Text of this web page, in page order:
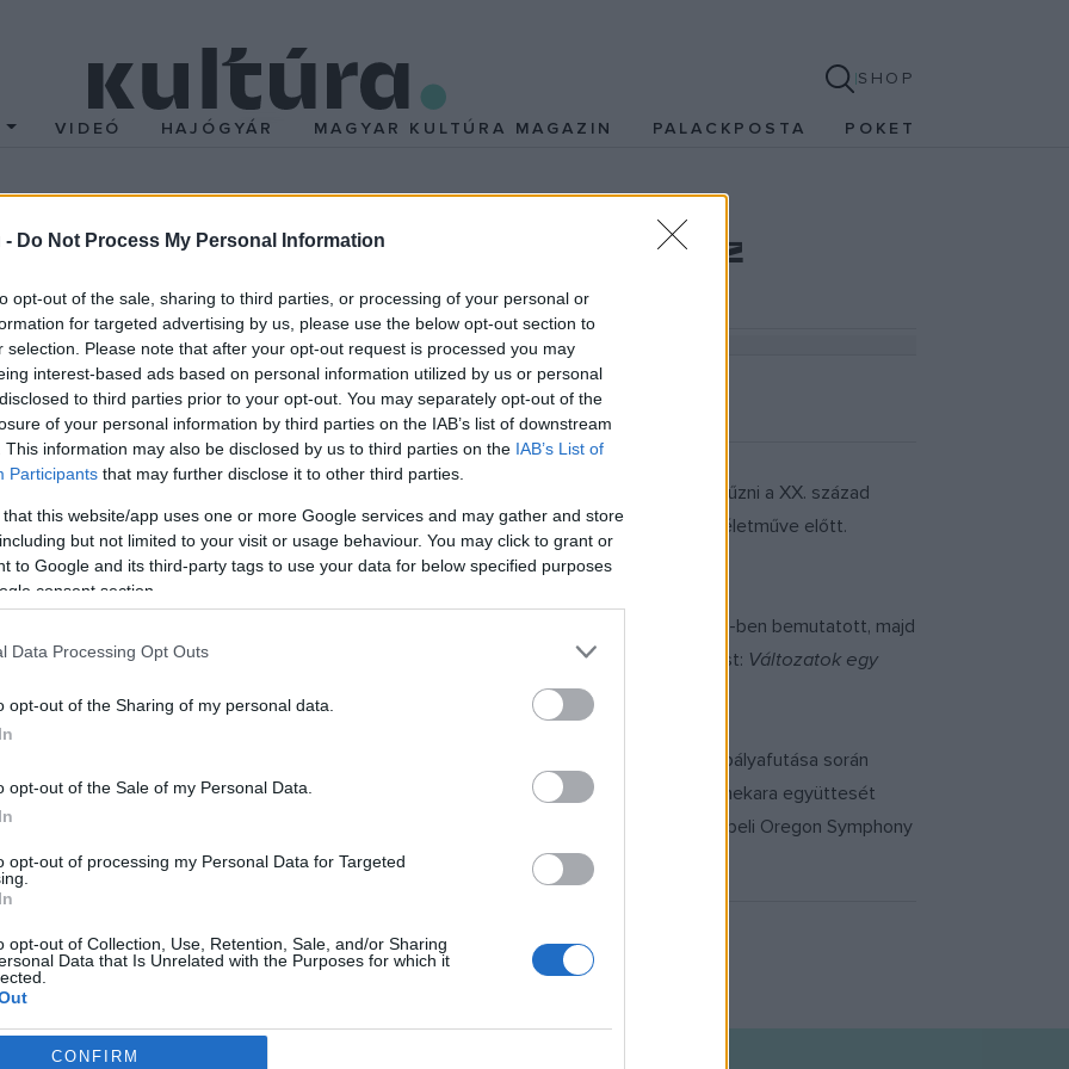
- Do Not Process My Personal Information
opt-out of the sale, sharing to third parties, or processing of your personal or
for targeted advertising by us, please use the below opt-out section to
selection. Please note that after your opt-out request is processed you may
interest-based ads based on personal information utilized by us or personal
to third parties prior to your opt-out. You may separately opt-out of the
of your personal information by third parties on the IAB’s list of downstream
This information may also be disclosed by us to third parties on the IAB’s List of
Participants that may further disclose it to other third parties.
that this website/app uses one or more Google services and may gather and store
but not limited to your visit or usage behaviour. You may click to grant or
to Google and its third-party tags to use your data for below specified purposes
consent section.
Data Processing Opt Outs
opt-out of the Sharing of my personal data.
opt-out of the Sale of my Personal Data.
opt-out of processing my Personal Data for Targeted
opt-out of Collection, Use, Retention, Sale, and/or Sharing
Data that Is Unrelated with the Purposes for which it
consentsCONFIRM
SHOP
VIDEÓ HAJÓGYÁR MAGYAR KULTÚRA MAGAZIN PALACKPOSTA POKET
Változatok egy gyermekdalra az
Seregi László
egyebek mellett két fontos szempontot tartott szem előtt: ismét műsorra tűzni a XX. század
a 2009 decemberében 80. évét betöltő vezető koreográfus,Seregi László életműve előtt.
29-én, 31-én és február 4-én valamint 7-én
első operáját, az 1962-ben bemutatott, majd
felújítottC'est la guerre című művet és a Dohnányi Ernő zenéjére készült Seregi-opust: Változatok egy
, aki a Liszt Ferenc Zeneművészeti Egyetemen diplomázott. Eddigi pályafutása során
de Montreal, az Atlanta Opera, a Klangforum Wien, és a Magyar Rádió Szimfonikus Zenekara együttesét
Orchestra asszisztens karmestereként dolgozott, majd az amerikai egyesült államokbeli Oregon Symphony